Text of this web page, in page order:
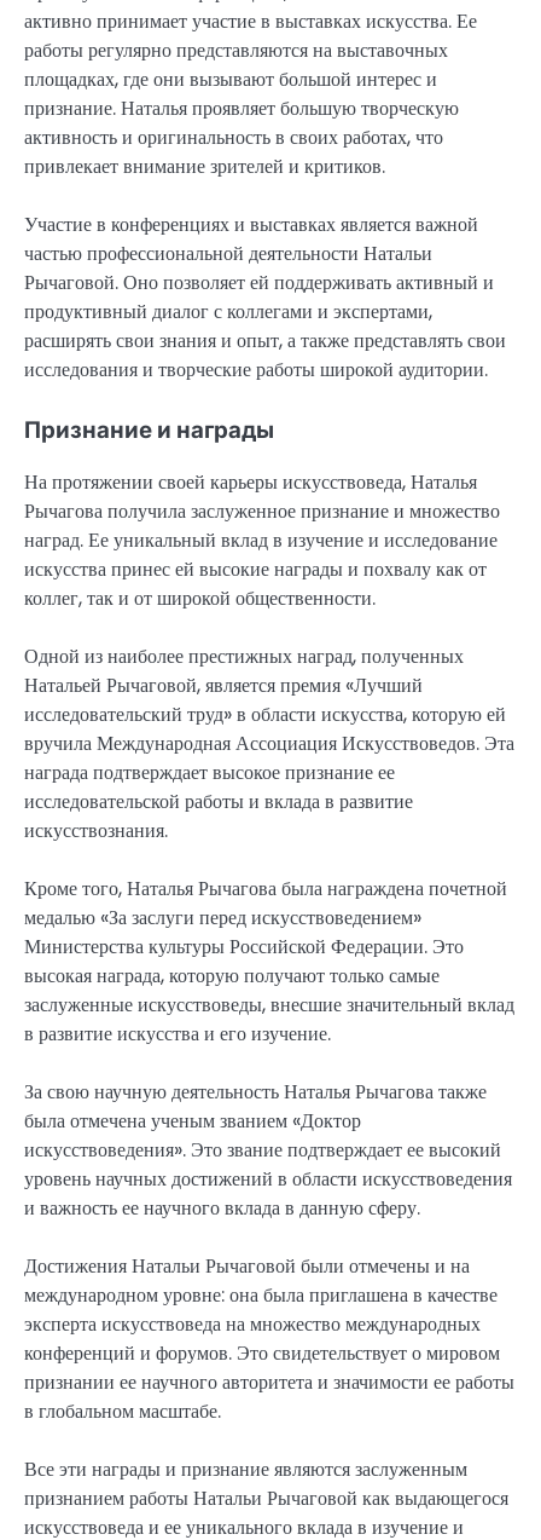
активно принимает участие в выставках искусства. Ее
работы регулярно представляются на выставочных
площадках, где они вызывают большой интерес и
признание. Наталья проявляет большую творческую
активность и оригинальность в своих работах, что
привлекает внимание зрителей и критиков.
Участие в конференциях и выставках является важной
частью профессиональной деятельности Натальи
Рычаговой. Оно позволяет ей поддерживать активный и
продуктивный диалог с коллегами и экспертами,
расширять свои знания и опыт, а также представлять свои
исследования и творческие работы широкой аудитории.
Признание и награды
На протяжении своей карьеры искусствоведа, Наталья
Рычагова получила заслуженное признание и множество
наград. Ее уникальный вклад в изучение и исследование
искусства принес ей высокие награды и похвалу как от
коллег, так и от широкой общественности.
Одной из наиболее престижных наград, полученных
Натальей Рычаговой, является премия «Лучший
исследовательский труд» в области искусства, которую ей
вручила Международная Ассоциация Искусствоведов. Эта
награда подтверждает высокое признание ее
исследовательской работы и вклада в развитие
искусствознания.
Кроме того, Наталья Рычагова была награждена почетной
медалью «За заслуги перед искусствоведением»
Министерства культуры Российской Федерации. Это
высокая награда, которую получают только самые
заслуженные искусствоведы, внесшие значительный вклад
в развитие искусства и его изучение.
За свою научную деятельность Наталья Рычагова также
была отмечена ученым званием «Доктор
искусствоведения». Это звание подтверждает ее высокий
уровень научных достижений в области искусствоведения
и важность ее научного вклада в данную сферу.
Достижения Натальи Рычаговой были отмечены и на
международном уровне: она была приглашена в качестве
эксперта искусствоведа на множество международных
конференций и форумов. Это свидетельствует о мировом
признании ее научного авторитета и значимости ее работы
в глобальном масштабе.
Все эти награды и признание являются заслуженным
признанием работы Натальи Рычаговой как выдающегося
искусствоведа и ее уникального вклада в изучение и